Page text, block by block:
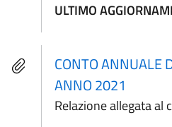
ULTIMO
CONTO ANNUALE
ANNO 2021
Relazione allegata al